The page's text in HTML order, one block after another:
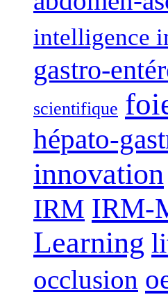
intelligence
gastro-
scientifique
hépato-
innovation
IRM IRM-
Learning
occlusion